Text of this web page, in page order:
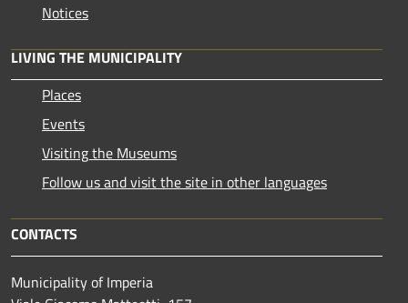
Notices
LIVING THE MUNICIPALITY
Places
Events
Visiting the Museums
Follow us and visit the site in other languages
CONTACTS
Municipality of Imperia